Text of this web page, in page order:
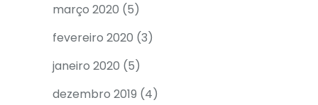
março 2020 (5)
fevereiro 2020 (3)
janeiro 2020 (5)
dezembro 2019 (4)